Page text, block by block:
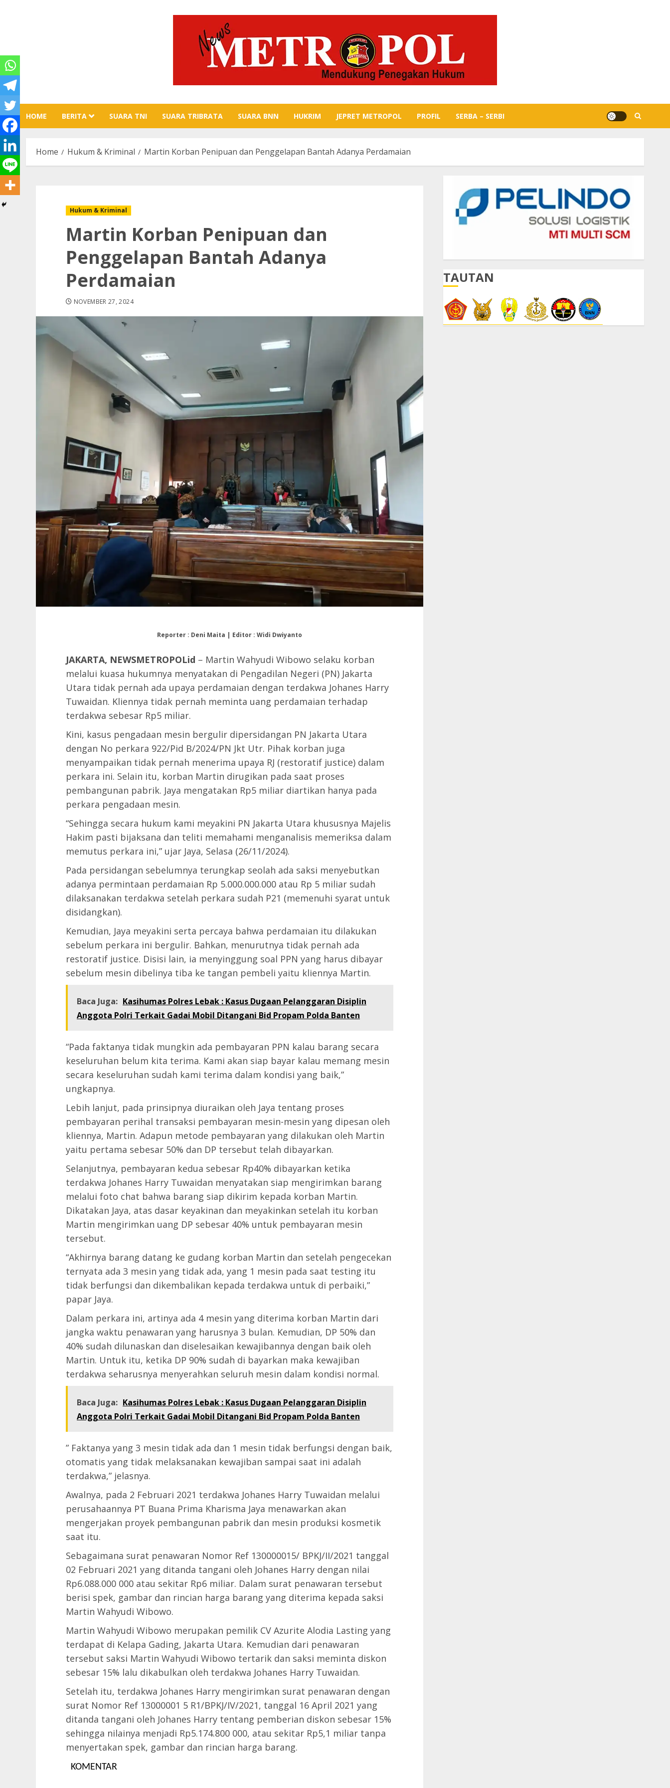
HOME BERITA SUARA TNI SUARA TRIBRATA SUARA BNN HUKRIM JEPRET METROPOL PROFIL SERBA – SERBI
Home Hukum & Kriminal Martin Korban Penipuan dan Penggelapan Bantah Adanya Perdamaian
Hukum & Kriminal
Martin Korban Penipuan dan
Penggelapan Bantah Adanya
Perdamaian
NOVEMBER 27, 2024
Reporter : Deni Maita | Editor : Widi Dwiyanto
JAKARTA, NEWSMETROPOLid – Martin Wahyudi Wibowo selaku korban
melalui kuasa hukumnya menyatakan di Pengadilan Negeri (PN) Jakarta
Utara tidak pernah ada upaya perdamaian dengan terdakwa Johanes Harry
Tuwaidan. Kliennya tidak pernah meminta uang perdamaian terhadap
terdakwa sebesar Rp5 miliar.
Kini, kasus pengadaan mesin bergulir dipersidangan PN Jakarta Utara
dengan No perkara 922/Pid B/2024/PN Jkt Utr. Pihak korban juga
menyampaikan tidak pernah menerima upaya RJ (restoratif justice) dalam
perkara ini. Selain itu, korban Martin dirugikan pada saat proses
pembangunan pabrik. Jaya mengatakan Rp5 miliar diartikan hanya pada
perkara pengadaan mesin.
“Sehingga secara hukum kami meyakini PN Jakarta Utara khususnya Majelis
Hakim pasti bijaksana dan teliti memahami menganalisis memeriksa dalam
memutus perkara ini,” ujar Jaya, Selasa (26/11/2024).
Pada persidangan sebelumnya terungkap seolah ada saksi menyebutkan
adanya permintaan perdamaian Rp 5.000.000.000 atau Rp 5 miliar sudah
dilaksanakan terdakwa setelah perkara sudah P21 (memenuhi syarat untuk
disidangkan).
Kemudian, Jaya meyakini serta percaya bahwa perdamaian itu dilakukan
sebelum perkara ini bergulir. Bahkan, menurutnya tidak pernah ada
restoratif justice. Disisi lain, ia menyinggung soal PPN yang harus dibayar
sebelum mesin dibelinya tiba ke tangan pembeli yaitu kliennya Martin.
Baca Juga: Kasihumas Polres Lebak : Kasus Dugaan Pelanggaran Disiplin
Anggota Polri Terkait Gadai Mobil Ditangani Bid Propam Polda Banten
“Pada faktanya tidak mungkin ada pembayaran PPN kalau barang secara
keseluruhan belum kita terima. Kami akan siap bayar kalau memang mesin
secara keseluruhan sudah kami terima dalam kondisi yang baik,”
ungkapnya.
Lebih lanjut, pada prinsipnya diuraikan oleh Jaya tentang proses
pembayaran perihal transaksi pembayaran mesin-mesin yang dipesan oleh
kliennya, Martin. Adapun metode pembayaran yang dilakukan oleh Martin
yaitu pertama sebesar 50% dan DP tersebut telah dibayarkan.
Selanjutnya, pembayaran kedua sebesar Rp40% dibayarkan ketika
terdakwa Johanes Harry Tuwaidan menyatakan siap mengirimkan barang
melalui foto chat bahwa barang siap dikirim kepada korban Martin.
Dikatakan Jaya, atas dasar keyakinan dan meyakinkan setelah itu korban
Martin mengirimkan uang DP sebesar 40% untuk pembayaran mesin
tersebut.
“Akhirnya barang datang ke gudang korban Martin dan setelah pengecekan
ternyata ada 3 mesin yang tidak ada, yang 1 mesin pada saat testing itu
tidak berfungsi dan dikembalikan kepada terdakwa untuk di perbaiki,”
papar Jaya.
Dalam perkara ini, artinya ada 4 mesin yang diterima korban Martin dari
jangka waktu penawaran yang harusnya 3 bulan. Kemudian, DP 50% dan
40% sudah dilunaskan dan diselesaikan kewajibannya dengan baik oleh
Martin. Untuk itu, ketika DP 90% sudah di bayarkan maka kewajiban
terdakwa seharusnya menyerahkan seluruh mesin dalam kondisi normal.
Baca Juga: Kasihumas Polres Lebak : Kasus Dugaan Pelanggaran Disiplin
Anggota Polri Terkait Gadai Mobil Ditangani Bid Propam Polda Banten
” Faktanya yang 3 mesin tidak ada dan 1 mesin tidak berfungsi dengan baik,
otomatis yang tidak melaksanakan kewajiban sampai saat ini adalah
terdakwa,” jelasnya.
Awalnya, pada 2 Februari 2021 terdakwa Johanes Harry Tuwaidan melalui
perusahaannya PT Buana Prima Kharisma Jaya menawarkan akan
mengerjakan proyek pembangunan pabrik dan mesin produksi kosmetik
saat itu.
Sebagaimana surat penawaran Nomor Ref 130000015/ BPKJ/II/2021 tanggal
02 Februari 2021 yang ditanda tangani oleh Johanes Harry dengan nilai
Rp6.088.000 000 atau sekitar Rp6 miliar. Dalam surat penawaran tersebut
berisi spek, gambar dan rincian harga barang yang diterima kepada saksi
Martin Wahyudi Wibowo.
Martin Wahyudi Wibowo merupakan pemilik CV Azurite Alodia Lasting yang
terdapat di Kelapa Gading, Jakarta Utara. Kemudian dari penawaran
tersebut saksi Martin Wahyudi Wibowo tertarik dan saksi meminta diskon
sebesar 15% lalu dikabulkan oleh terdakwa Johanes Harry Tuwaidan.
Setelah itu, terdakwa Johanes Harry mengirimkan surat penawaran dengan
surat Nomor Ref 13000001 5 R1/BPKJ/IV/2021, tanggal 16 April 2021 yang
ditanda tangani oleh Johanes Harry tentang pemberian diskon sebesar 15%
sehingga nilainya menjadi Rp5.174.800 000, atau sekitar Rp5,1 miliar tanpa
menyertakan spek, gambar dan rincian harga barang.
KOMENTAR
TAUTAN